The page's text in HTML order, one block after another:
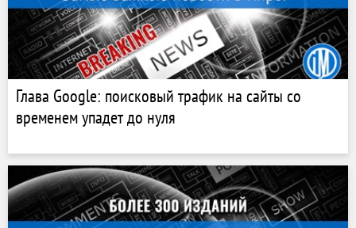
Глава Google: поисковый трафик на сайты со
временем упадет до нуля